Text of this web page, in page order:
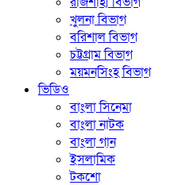
খুলনা বিভাগ
বরিশাল বিভাগ
চট্টগ্রাম বিভাগ
ময়মনসিংহ বিভাগ
ভিডিও
বাংলা সিনেমা
বাংলা নাটক
বাংলা গান
ইসলামিক
টকশো